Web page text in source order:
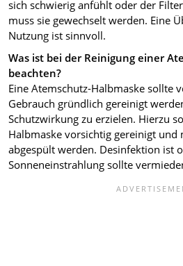
sich schwierig anfühlt oder der
muss sie gewechselt werden. Eine
Nutzung ist sinnvoll.
Was ist bei der Reinigung einer
beachten?
Eine Atemschutz-Halbmaske sollte
Gebrauch gründlich gereinigt
Schutzwirkung zu erzielen. Hierzu
Halbmaske vorsichtig gereinigt
abgespült werden. Desinfektion ist
Sonneneinstrahlung sollte